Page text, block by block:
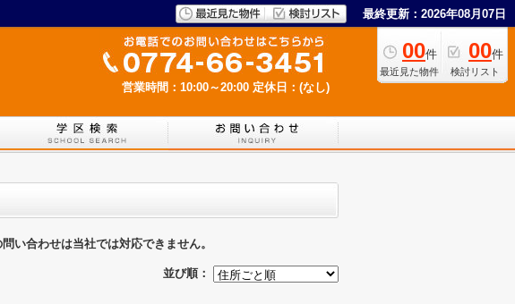
最終更新：2026年08月07日
00件
最近見た物件
00件
検討リスト
営業時間：10:00～20:00 定休日：(なし)
い合わせは当社では対応できません。
並び順：